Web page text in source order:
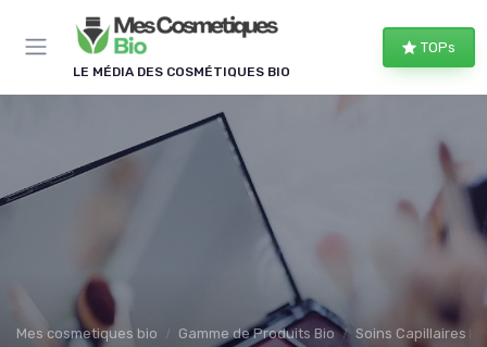
LE MÉDIA DES COSMÉTIQUES BIO
TOPs
Mes cosmetiques bio Gamme de Produits Bio Soins Capillaires
Panneau de gestion des cookies